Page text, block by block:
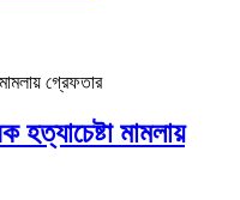
মামলায়